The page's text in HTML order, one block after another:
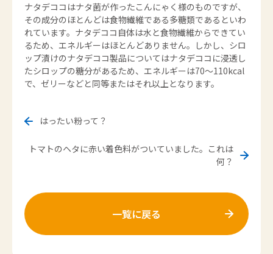
ナタデココはナタ菌が作ったこんにゃく様のものですが、
その成分のほとんどは食物繊維である多糖類であるといわ
れています。ナタデココ自体は水と食物繊維からできてい
るため、エネルギーはほとんどありません。しかし、シロ
ップ漬けのナタデココ製品についてはナタデココに浸透し
たシロップの糖分があるため、エネルギーは70～110kcal
で、ゼリーなどと同等またはそれ以上となります。
はったい粉って？
トマトのヘタに赤い着色料がついていました。これは
何？
一覧に戻る